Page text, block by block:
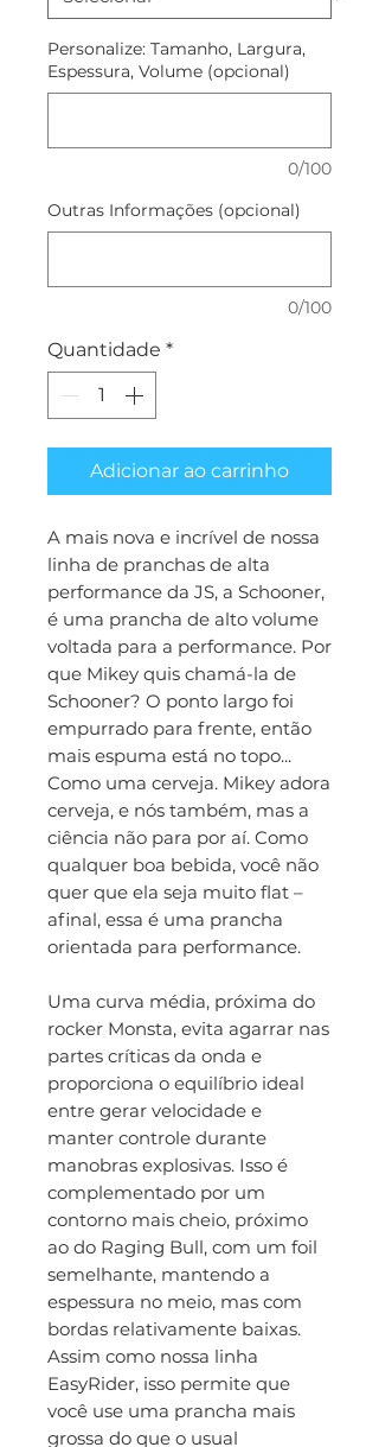
Personalize: Tamanho, Largura,
Espessura, Volume (opcional)
0/100
Outras Informações (opcional)
0/100
Quantidade *
Adicionar ao carrinho
A mais nova e incrível de nossa
linha de pranchas de alta
performance da JS, a Schooner,
é uma prancha de alto volume
voltada para a performance. Por
que Mikey quis chamá-la de
Schooner? O ponto largo foi
empurrado para frente, então
mais espuma está no topo...
Como uma cerveja. Mikey adora
cerveja, e nós também, mas a
ciência não para por aí. Como
qualquer boa bebida, você não
quer que ela seja muito flat –
afinal, essa é uma prancha
orientada para performance.
Uma curva média, próxima do
rocker Monsta, evita agarrar nas
partes críticas da onda e
proporciona o equilíbrio ideal
entre gerar velocidade e
manter controle durante
manobras explosivas. Isso é
complementado por um
contorno mais cheio, próximo
ao do Raging Bull, com um foil
semelhante, mantendo a
espessura no meio, mas com
bordas relativamente baixas.
Assim como nossa linha
EasyRider, isso permite que
você use uma prancha mais
grossa do que o usual